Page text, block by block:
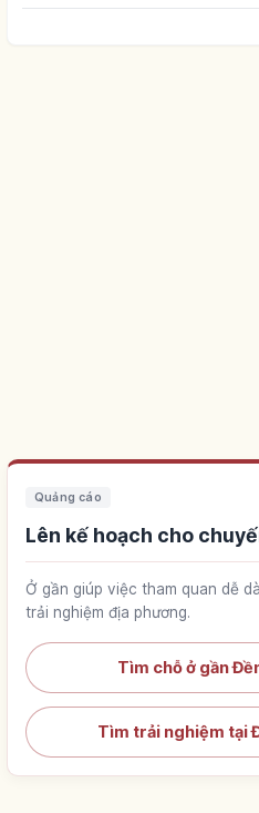
Quảng cáo
Lên kế hoạch cho
Ở gần giúp việc tham quan dễ
trải nghiệm địa phương.
Tìm chỗ ở gần
Tìm trải nghiệm tại